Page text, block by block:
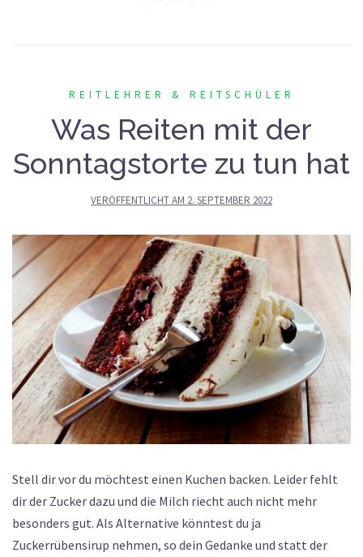
REITLEHRER & REITSCHÜLER
Was Reiten mit der
Sonntagstorte zu tun hat
VERÖFFENTLICHT AM 2. SEPTEMBER 2022
Stell dir vor du möchtest einen Kuchen backen. Leider fehlt
dir der Zucker dazu und die Milch riecht auch nicht mehr
besonders gut. Als Alternative könntest du ja
Zuckerrübensirup nehmen, so dein Gedanke und statt der